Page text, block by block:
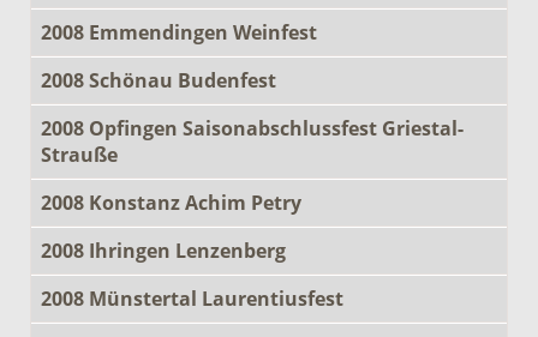
2008 Emmendingen Weinfest
2008 Schönau Budenfest
2008 Opfingen Saisonabschlussfest Griestal-
Strauße
2008 Konstanz Achim Petry
2008 Ihringen Lenzenberg
2008 Münstertal Laurentiusfest